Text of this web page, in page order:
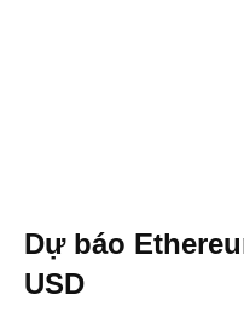
Dự báo
USD